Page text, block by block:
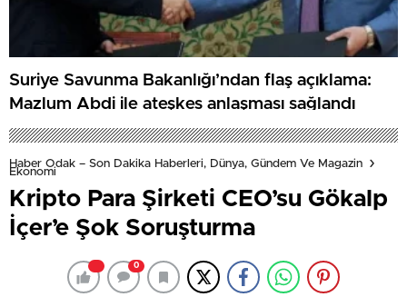
Suriye Savunma Bakanlığı’ndan flaş açıklama:
Mazlum Abdi ile ateşkes anlaşması sağlandı
Haber Odak – Son Dakika Haberleri, Dünya, Gündem Ve Magazin
Ekonomi
Kripto Para Şirketi CEO’su Gökalp
İçer’e Şok Soruşturma
0